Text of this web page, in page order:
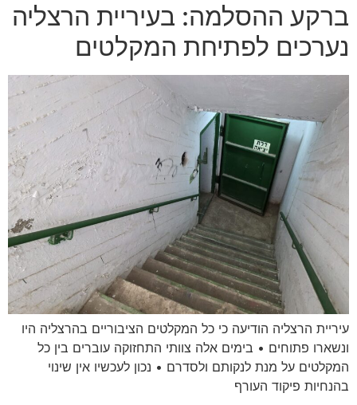
ברקע ההסלמה: בעיריית הרצליה
נערכים לפתיחת המקלטים
עיריית הרצליה הודיעה כי כל המקלטים הציבוריים בהרצליה היו
ונשארו פתוחים • בימים אלה צוותי התחזוקה עוברים בין כל
המקלטים על מנת לנקותם ולסדרם • נכון לעכשיו אין שינוי
בהנחיות פיקוד העורף